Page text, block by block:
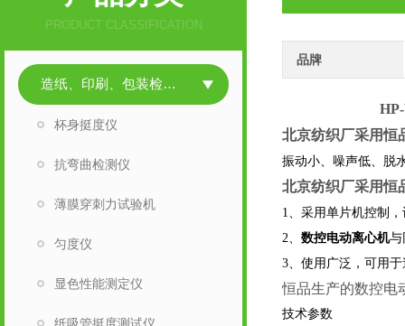
品牌
HP-
北京纺织厂采用恒
振动小、噪声低、脱
北京纺织厂采用恒
1、采用单片机控制
2、 数控电动离心机与
3、使用广泛，可用
恒品生产的数控电
技术参数
PRODUCT CLASSIFICATION
造纸、印刷、包装检测仪器
杯身挺度仪
抗弯曲检测仪
薄膜穿刺力试验机
匀度仪
显色性能测定仪